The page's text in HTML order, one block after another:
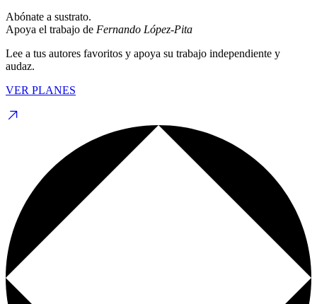
Abónate a sustrato.
Apoya el trabajo de Fernando López-Pita
Lee a tus autores favoritos y apoya su trabajo independiente y
audaz.
VER PLANES